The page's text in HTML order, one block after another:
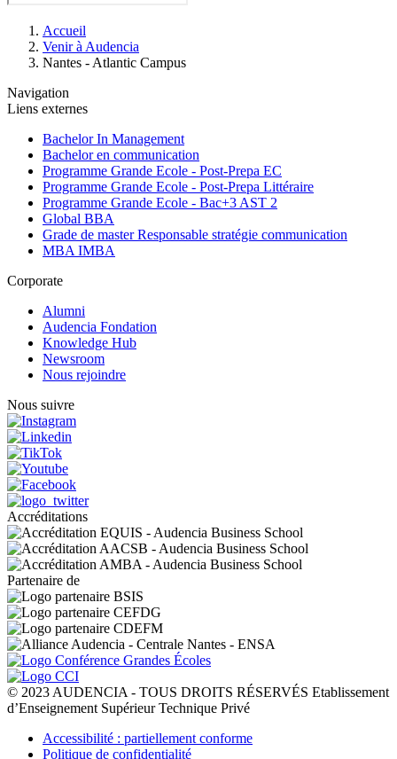
d'Ariane
Accueil
Venir à Audencia
Nantes - Atlantic Campus
Navigation
Liens externes
Bachelor In Management
Bachelor en communication
Programme Grande Ecole - Post-Prepa EC
Programme Grande Ecole - Post-Prepa Littéraire
Programme Grande Ecole - Bac+3 AST 2
Global BBA
Grade de master Responsable stratégie communication
MBA IMBA
Corporate
Alumni
Audencia Fondation
Knowledge Hub
Newsroom
Nous rejoindre
Nous suivre
Accréditations
Partenaire de
© 2023 AUDENCIA - TOUS DROITS RÉSERVÉS Etablissement
d’Enseignement Supérieur Technique Privé
Pied
Accessibilité : partiellement conforme
Politique de confidentialité